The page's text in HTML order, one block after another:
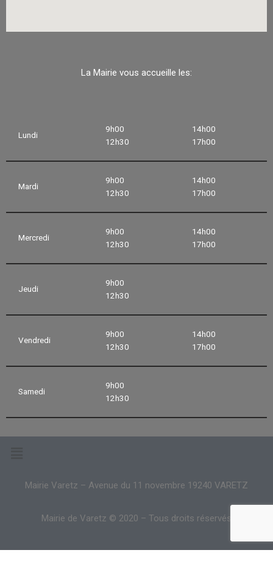
La Mairie vous accueille les:
Lundi
9h00
12h30
14h00
17h00
Mardi
9h00
12h30
14h00
17h00
Mercredi
9h00
12h30
14h00
17h00
Jeudi
9h00
12h30
Vendredi
9h00
12h30
14h00
17h00
Samedi
9h00
12h30
Mairie Varetz – Avenue du 11 novembre 19240 VARETZ
Mairie de Varetz © 2020 – Tous droits réservés